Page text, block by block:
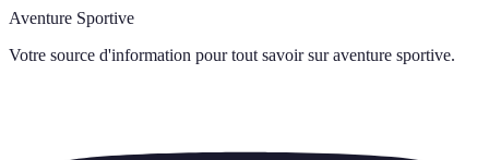
Aventure Sportive
Votre source d'information pour tout savoir sur aventure sportive.